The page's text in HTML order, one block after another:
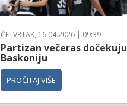
ČETVRTAK, 16.04.2026 | 09:39
Partizan večeras dočekuju
Baskoniju
PROČITAJ VIŠE